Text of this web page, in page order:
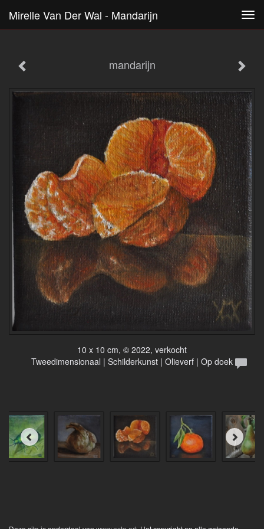
Mirelle Van Der Wal - Mandarijn
mandarijn
10 x 10 cm, © 2022, verkocht
Tweedimensionaal | Schilderkunst | Olieverf | Op doek